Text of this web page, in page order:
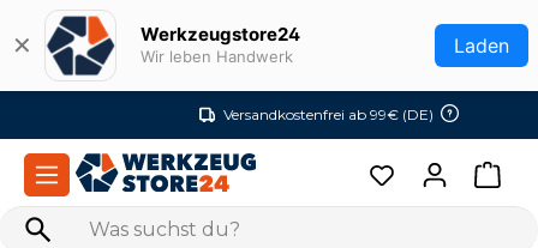
Zum Hauptinhalt springen
✕ Werkzeugstore24
Wir leben Handwerk Laden
Versandkostenfrei ab 99€ (DE)